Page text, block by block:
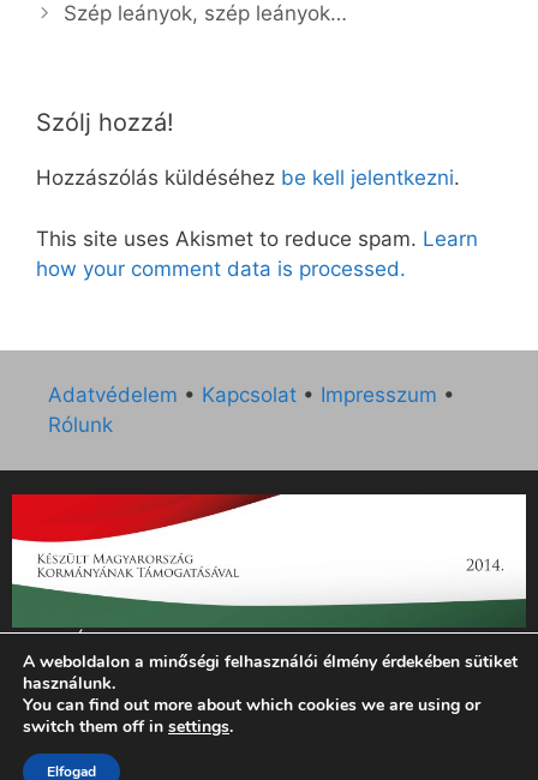
Szép leányok, szép leányok…
Szólj hozzá!
Hozzászólás küldéséhez be kell jelentkezni.
This site uses Akismet to reduce spam. Learn
how your comment data is processed.
Adatvédelem • Kapcsolat • Impresszum •
Rólunk
„Az Új Ember katolikus hetilap 2014. évi működésének
támogatását az EGYH-KCP-14-P-0121 sz. támogatási
szerződés keretében 3 000 000 Ft összegben támogatta az
Emberi Erőforrások Minisztériuma.”
© 2026 Magyar Kurír - Új Ember
A weboldalon a minőségi felhasználói élmény érdekében sütiket
használunk.
You can find out more about which cookies we are using or
switch them off in settings.
Elfogad